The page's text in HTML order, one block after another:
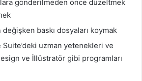
gönderilmeden önce düzeltmek
değişken baskı dosyaları koymak
uzman yetenekleri ve
ve İllüstratör gibi programları